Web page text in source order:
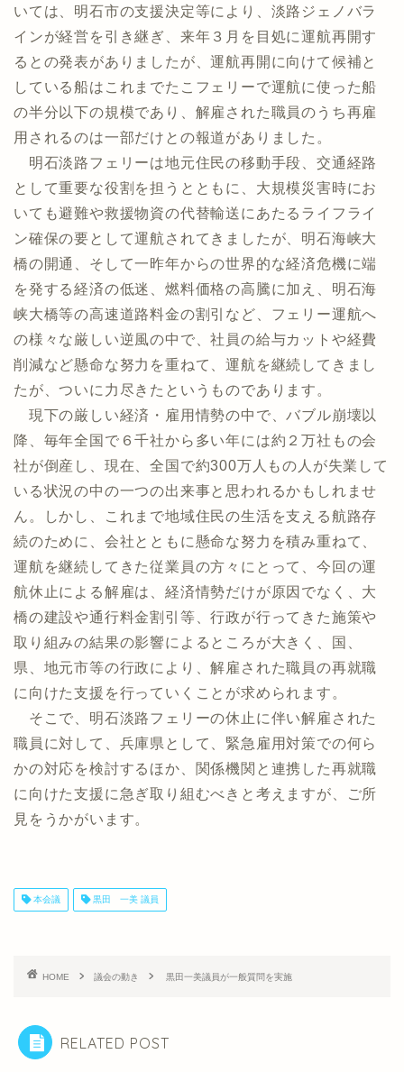
いては、明石市の支援決定等により、淡路ジェノバラ
インが経営を引き継ぎ、来年３月を目処に運航再開す
るとの発表がありましたが、運航再開に向けて候補と
している船はこれまでたこフェリーで運航に使った船
の半分以下の規模であり、解雇された職員のうち再雇
用されるのは一部だけとの報道がありました。
明石淡路フェリーは地元住民の移動手段、交通経路
として重要な役割を担うとともに、大規模災害時にお
いても避難や救援物資の代替輸送にあたるライフライ
ン確保の要として運航されてきましたが、明石海峡大
橋の開通、そして一昨年からの世界的な経済危機に端
を発する経済の低迷、燃料価格の高騰に加え、明石海
峡大橋等の高速道路料金の割引など、フェリー運航へ
の様々な厳しい逆風の中で、社員の給与カットや経費
削減など懸命な努力を重ねて、運航を継続してきまし
たが、ついに力尽きたというものであります。
現下の厳しい経済・雇用情勢の中で、バブル崩壊以
降、毎年全国で６千社から多い年には約２万社もの会
社が倒産し、現在、全国で約300万人もの人が失業して
いる状況の中の一つの出来事と思われるかもしれませ
ん。しかし、これまで地域住民の生活を支える航路存
続のために、会社とともに懸命な努力を積み重ねて、
運航を継続してきた従業員の方々にとって、今回の運
航休止による解雇は、経済情勢だけが原因でなく、大
橋の建設や通行料金割引等、行政が行ってきた施策や
取り組みの結果の影響によるところが大きく、国、
県、地元市等の行政により、解雇された職員の再就職
に向けた支援を行っていくことが求められます。
そこで、明石淡路フェリーの休止に伴い解雇された
職員に対して、兵庫県として、緊急雇用対策での何ら
かの対応を検討するほか、関係機関と連携した再就職
に向けた支援に急ぎ取り組むべきと考えますが、ご所
見をうかがいます。
本会議 黒田 一美 議員
HOME 議会の動き 黒田一美議員が一般質問を実施
RELATED POST